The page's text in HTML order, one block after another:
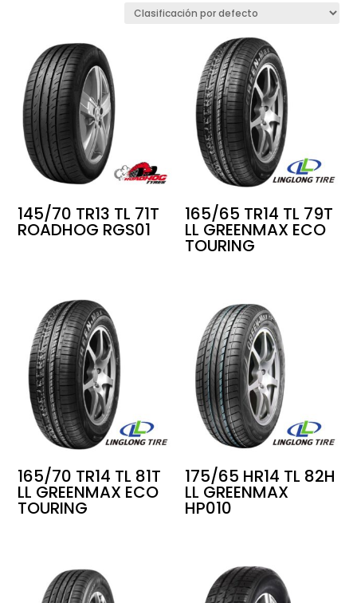
145/70 TR13 TL 71T
ROADHOG RGS01
165/65 TR14 TL 79T
LL GREENMAX ECO
TOURING
165/70 TR14 TL 81T
LL GREENMAX ECO
TOURING
175/65 HR14 TL 82H
LL GREENMAX
HP010